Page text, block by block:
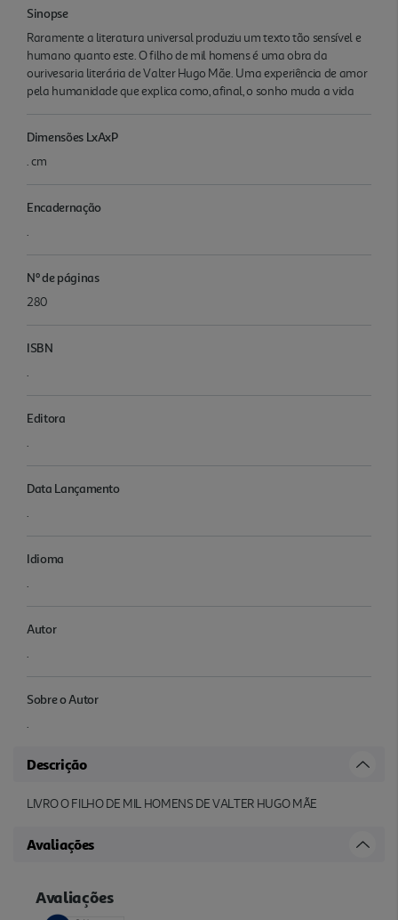
Sinopse
Raramente a literatura universal produziu um texto tão sensível e
humano quanto este. O filho de mil homens é uma obra da
ourivesaria literária de Valter Hugo Mãe. Uma experiência de amor
pela humanidade que explica como, afinal, o sonho muda a vida
Dimensões LxAxP
. cm
Encadernação
.
Nº de páginas
280
ISBN
.
Editora
.
Data Lançamento
.
Idioma
.
Autor
.
Sobre o Autor
.
Descrição
LIVRO O FILHO DE MIL HOMENS DE VALTER HUGO MÃE
Avaliações